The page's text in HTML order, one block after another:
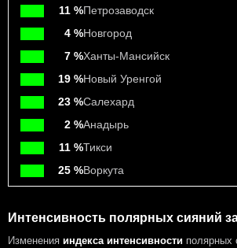
11 %Петрозаводск
4 %Новгород
7 %Ханты-Мансийск
19 %Новый Уренгой
23 %Салехард
2 %Анадырь
11 %Тикси
25 %Воркута
Интенсивность полярных сияний
Изменения индекса интенсивности полярных